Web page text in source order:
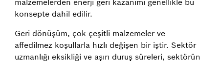
malzemelerden enerji geri kazanımı genellikle bu
konsepte dahil edilir.
Geri dönüşüm, çok çeşitli malzemeler ve
affedilmez koşullarla hızlı değişen bir iştir. Sektör
uzmanlığı eksikliği ve aşırı duruş süreleri, sektörün